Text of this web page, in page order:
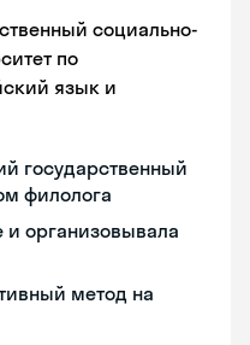
социально-
по
язык и
государственный
филолога
организовывала
метод на